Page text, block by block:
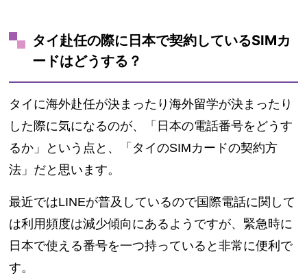
タイ赴任の際に日本で契約しているSIMカ
ードはどうする？
タイに海外赴任が決まったり海外留学が決まったり
した際に気になるのが、「日本の電話番号をどうす
るか」という点と、「タイのSIMカードの契約方
法」だと思います。
最近ではLINEが普及しているので国際電話に関して
は利用頻度は減少傾向にあるようですが、緊急時に
日本で使える番号を一つ持っていると非常に便利で
す。